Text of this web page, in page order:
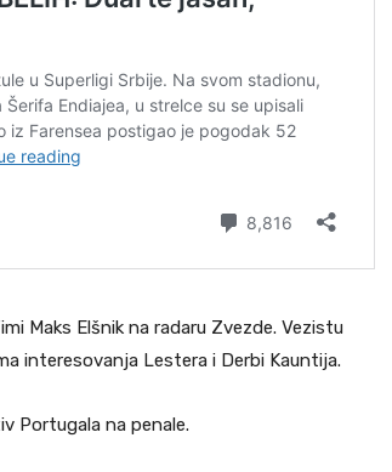
Maks Elšnik na radaru Zvezde. Vezistu
interesovanja Lestera i Derbi Kauntija.
Portugala na penale.